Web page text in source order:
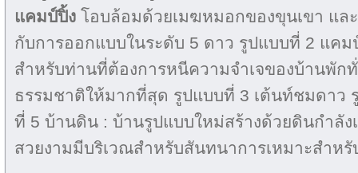
แคมป์ปิ้ง โอบล้อมด้วยเมฆหมอกของขุนเขา แล
กับการออกแบบในระดับ 5 ดาว รูปแบบที่ 2 แค
สำหรับท่านที่ต้องการหนีความจำเจของบ้านพัก
ธรรมชาติให้มากที่สุด รูปแบบที่ 3 เต้นท์ชมดาว
ที่ 5 บ้านดิน : บ้านรูปแบบใหม่สร้างด้วยดินกำลัง
สวยงามมีบริเวณสำหรับสันทนาการเหมาะสำห